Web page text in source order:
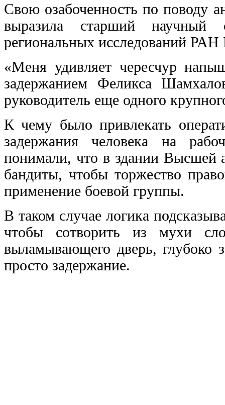
Свою озабоченность по поводу
выразила старший научный
региональных исследований
«Меня удивляет чересчур
задержанием Феликса
руководитель еще одного
К чему было привлекать
задержания человека на
понимали, что в здании Высшей
бандиты, чтобы торжество
применение боевой группы.
В таком случае логика
чтобы сотворить из мухи
выламывающего дверь, глубоко
просто задержание.